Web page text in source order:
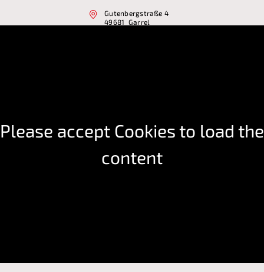
Gutenbergstraße 4
49681 Garrel
Please accept Cookies to load the
content